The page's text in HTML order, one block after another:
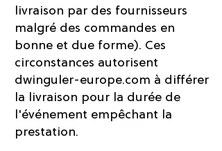
livraison par des fournisseurs
malgré des commandes en
bonne et due forme). Ces
circonstances autorisent
dwinguler-europe.com à différer
la livraison pour la durée de
l'événement empêchant la
prestation.